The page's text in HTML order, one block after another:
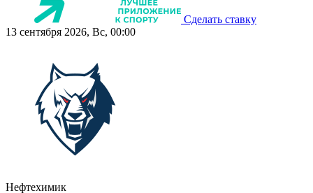
Сделать ставку
13 сентября 2026, Вс, 00:00
Нефтехимик